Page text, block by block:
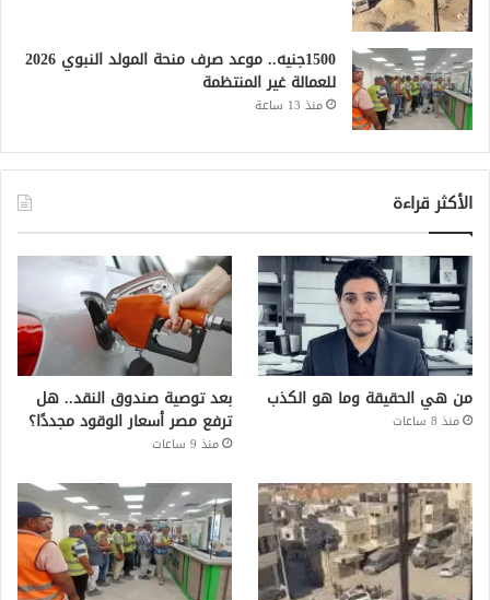
1500جنيه.. موعد صرف منحة المولد النبوي 2026
للعمالة غير المنتظمة
منذ 13 ساعة
الأكثر قراءة
من هي الحقيقة وما هو الكذب
منذ 8 ساعات
بعد توصية صندوق النقد.. هل
ترفع مصر أسعار الوقود مجددًا؟
منذ 9 ساعات